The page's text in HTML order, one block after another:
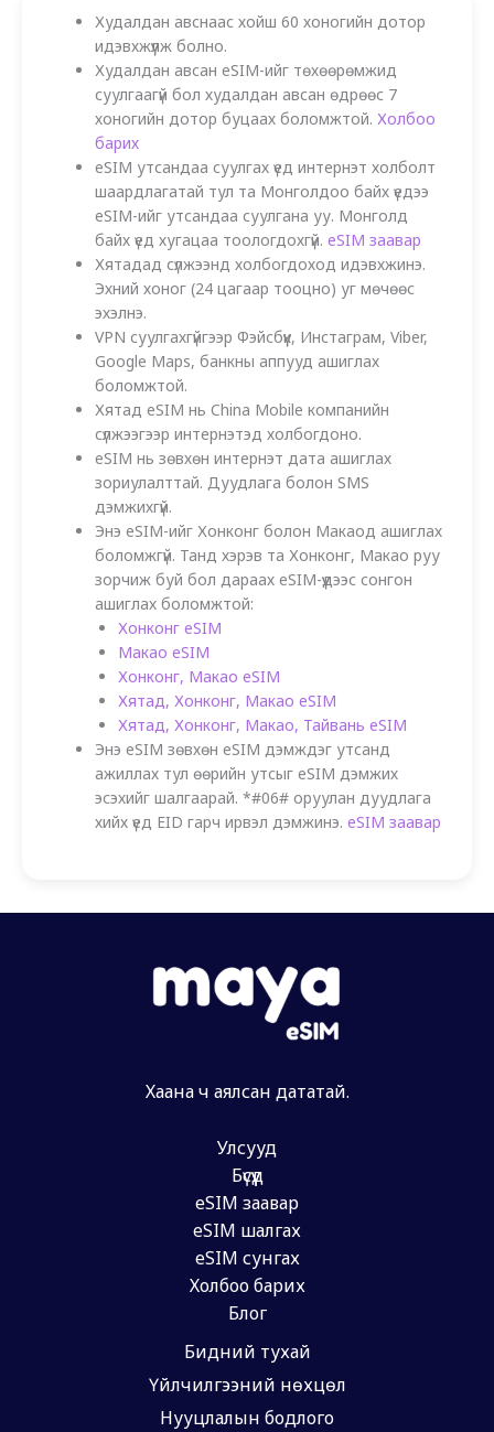
Худалдан авснаас хойш 60 хоногийн дотор
идэвхжүүлж болно.
Худалдан авсан eSIM-ийг төхөөрөмжид
суулгаагүй бол худалдан авсан өдрөөс 7
хоногийн дотор буцаах боломжтой. Холбоо
барих
eSIM утсандаа суулгах үед интернэт холболт
шаардлагатай тул та Монголдоо байх үедээ
eSIM-ийг утсандаа суулгана уу. Монголд
байх үед хугацаа тоологдохгүй. eSIM заавар
Хятадад сүлжээнд холбогдоход идэвхжинэ.
Эхний хоног (24 цагаар тооцно) уг мөчөөс
эхэлнэ.
VPN суулгахгүйгээр Фэйсбүүк, Инстаграм, Viber,
Google Maps, банкны аппууд ашиглах
боломжтой.
Хятад eSIM нь China Mobile компанийн
сүлжээгээр интернэтэд холбогдоно.
eSIM нь зөвхөн интернэт дата ашиглах
зориулалттай. Дуудлага болон SMS
дэмжихгүй.
Энэ eSIM-ийг Хонконг болон Макаод ашиглах
боломжгүй. Танд хэрэв та Хонконг, Макао руу
зорчиж буй бол дараах eSIM-үүдээс сонгон
ашиглах боломжтой:
Хонконг eSIM
Макао eSIM
Хонконг, Макао eSIM
Хятад, Хонконг, Макао eSIM
Хятад, Хонконг, Макао, Тайвань eSIM
Энэ eSIM зөвхөн eSIM дэмждэг утсанд
ажиллах тул өөрийн утсыг eSIM дэмжих
эсэхийг шалгаарай. *#06# оруулан дуудлага
хийх үед EID гарч ирвэл дэмжинэ. eSIM заавар
Хаана ч аялсан дататай.
Улсууд
Бүсүүд
eSIM заавар
eSIM шалгах
eSIM сунгах
Холбоо барих
Блог
Бидний тухай
Үйлчилгээний нөхцөл
Нууцлалын бодлого